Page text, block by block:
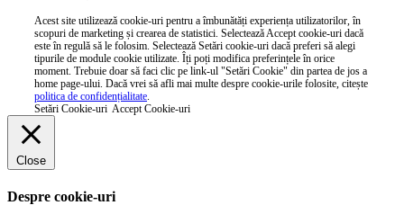
Acest site utilizează cookie-uri pentru a îmbunătăți experiența utilizatorilor, în
scopuri de marketing și crearea de statistici. Selectează Accept cookie-uri dacă
este în regulă să le folosim. Selectează Setări cookie-uri dacă preferi să alegi
tipurile de module cookie utilizate. Îți poți modifica preferințele în orice
moment. Trebuie doar să faci clic pe link-ul "Setări Cookie" din partea de jos a
home page-ului. Dacă vrei să afli mai multe despre cookie-urile folosite, citește
politica de confidențialitate
Setări Cookie-uri Accept Cookie-uri
Close
Despre cookie-uri